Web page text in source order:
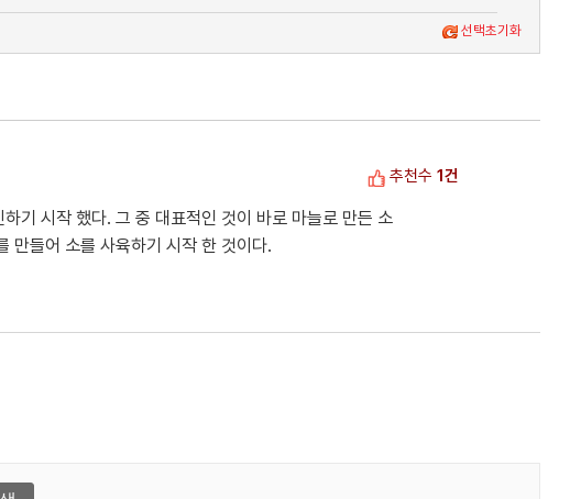
선택초기화
기 시작 했다. 그 중 대표적인 것이 바로 마늘로 만든 소
만들어 소를 사육하기 시작 한 것이다.
추천수1건